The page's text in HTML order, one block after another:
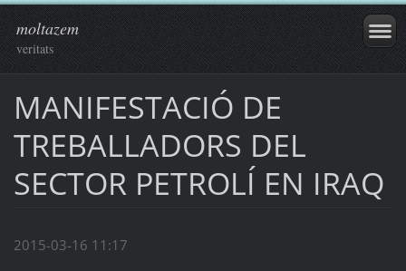
moltazem
veritats
MANIFESTACIÓ DE
TREBALLADORS DEL
SECTOR PETROLÍ EN IRAQ
2015-03-16 11:17